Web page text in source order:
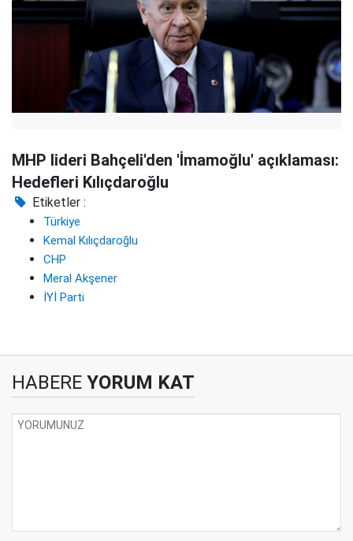
MHP lideri Bahçeli'den 'İmamoğlu' açıklaması:
Hedefleri Kılıçdaroğlu
Etiketler :
Türkiye
Kemal Kılıçdaroğlu
CHP
Meral Akşener
İYİ Parti
HABERE YORUM KAT